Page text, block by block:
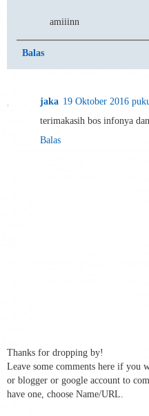
amiiinn
Balas
jaka 19 Oktober 2016
terimakasih bos infonya
Balas
Thanks for dropping by!
Leave some comments here if you
or blogger or google account to
have one, choose Name/URL.